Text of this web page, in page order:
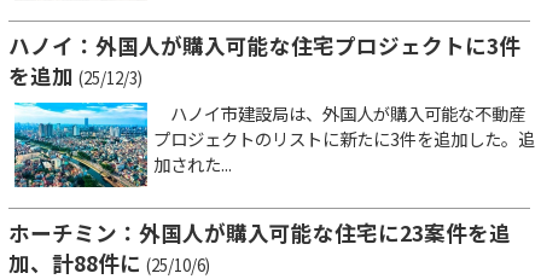
ハノイ：外国人が購入可能な住宅プロジェクトに3件
を追加 (25/12/3)
ハノイ市建設局は、外国人が購入可能な不動産
プロジェクトのリストに新たに3件を追加した。追
加された...
ホーチミン：外国人が購入可能な住宅に23案件を追
加、計88件に (25/10/6)